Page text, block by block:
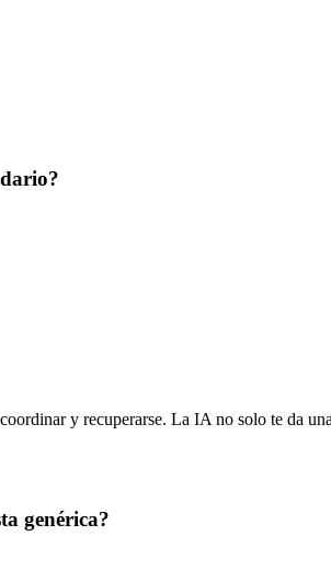
y recuperarse. La IA no solo te da
genérica?